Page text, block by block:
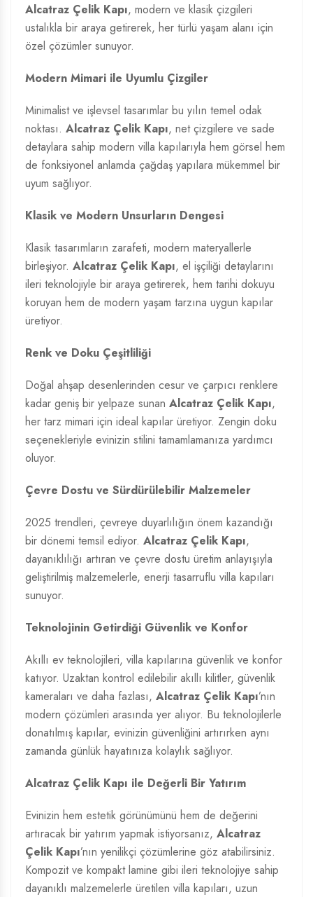
Alcatraz Çelik Kapı, modern ve klasik çizgileri
ustalıkla bir araya getirerek, her türlü yaşam alanı için
özel çözümler sunuyor.
Modern Mimari ile Uyumlu Çizgiler
Minimalist ve işlevsel tasarımlar bu yılın temel odak
noktası. Alcatraz Çelik Kapı, net çizgilere ve sade
detaylara sahip modern villa kapılarıyla hem görsel hem
de fonksiyonel anlamda çağdaş yapılara mükemmel bir
uyum sağlıyor.
Klasik ve Modern Unsurların Dengesi
Klasik tasarımların zarafeti, modern materyallerle
birleşiyor. Alcatraz Çelik Kapı, el işçiliği detaylarını
ileri teknolojiyle bir araya getirerek, hem tarihi dokuyu
koruyan hem de modern yaşam tarzına uygun kapılar
üretiyor.
Renk ve Doku Çeşitliliği
Doğal ahşap desenlerinden cesur ve çarpıcı renklere
kadar geniş bir yelpaze sunan Alcatraz Çelik Kapı,
her tarz mimari için ideal kapılar üretiyor. Zengin doku
seçenekleriyle evinizin stilini tamamlamanıza yardımcı
oluyor.
Çevre Dostu ve Sürdürülebilir Malzemeler
2025 trendleri, çevreye duyarlılığın önem kazandığı
bir dönemi temsil ediyor. Alcatraz Çelik Kapı,
dayanıklılığı artıran ve çevre dostu üretim anlayışıyla
geliştirilmiş malzemelerle, enerji tasarruflu villa kapıları
sunuyor.
Teknolojinin Getirdiği Güvenlik ve Konfor
Akıllı ev teknolojileri, villa kapılarına güvenlik ve konfor
katıyor. Uzaktan kontrol edilebilir akıllı kilitler, güvenlik
kameraları ve daha fazlası, Alcatraz Çelik Kapı’nın
modern çözümleri arasında yer alıyor. Bu teknolojilerle
donatılmış kapılar, evinizin güvenliğini artırırken aynı
zamanda günlük hayatınıza kolaylık sağlıyor.
Alcatraz Çelik Kapı ile Değerli Bir Yatırım
Evinizin hem estetik görünümünü hem de değerini
artıracak bir yatırım yapmak istiyorsanız, Alcatraz
Çelik Kapı’nın yenilikçi çözümlerine göz atabilirsiniz.
Kompozit ve kompakt lamine gibi ileri teknolojiye sahip
dayanıklı malzemelerle üretilen villa kapıları, uzun